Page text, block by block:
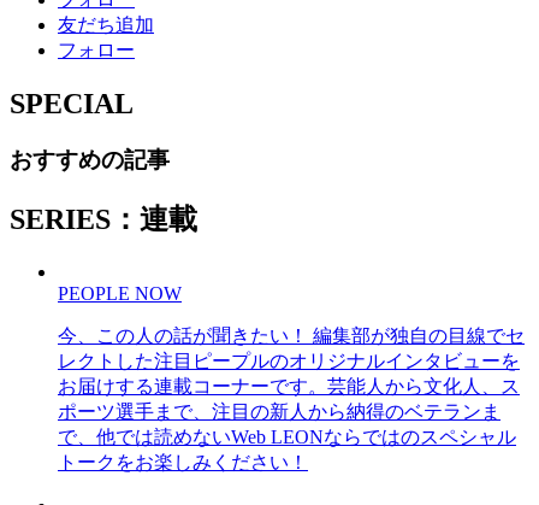
友だち追加
フォロー
SPECIAL
おすすめの記事
SERIES：連載
PEOPLE NOW
今、この人の話が聞きたい！ 編集部が独自の目線でセ
レクトした注目ピープルのオリジナルインタビューを
お届けする連載コーナーです。芸能人から文化人、ス
ポーツ選手まで、注目の新人から納得のベテランま
で、他では読めないWeb LEONならではのスペシャル
トークをお楽しみください！